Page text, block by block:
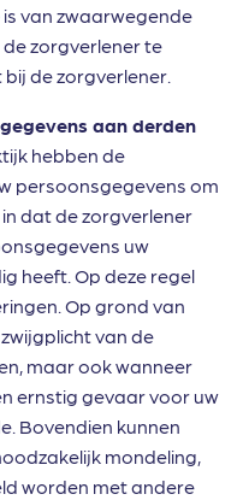
van zwaarwegende
zorgverlener te
de zorgverlener.
aan derden
hebben de
persoonsgegevens om
dat de zorgverlener
uw
heeft. Op deze regel
Op grond van
van de
maar ook wanneer
ernstig gevaar voor uw
Bovendien kunnen
mondeling,
worden met andere